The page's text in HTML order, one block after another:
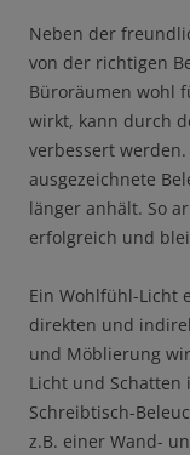
Neben der
von der richtigen
Büroräumen wohl
wirkt, kann durch
verbessert
ausgezeichnete
länger anhält. So
erfolgreich und
Ein Wohlfühl-Licht
direkten und
und Möblierung
Licht und Schatten
Schreibtisch-
z.B. einer Wand-